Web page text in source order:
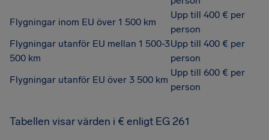
Flygningar inom EU över 1 500 km
Upp till 400 € per
person
Flygningar utanför EU mellan 1 500-3
500 km
Upp till 400 € per
person
Flygningar utanför EU över 3 500 km
Upp till 600 € per
person
Tabellen visar värden i € enligt EG 261